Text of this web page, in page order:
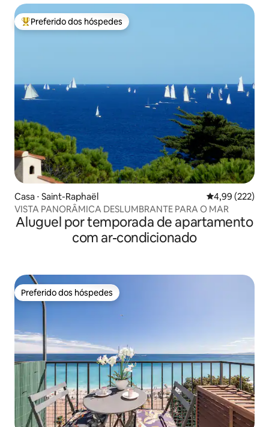
Entre os melhores preferidos dos hóspedes
Preferido dos hóspedes
Casa ⋅ Saint-Raphaël 4,99 de uma
4,99 (222)
VISTA PANORÂMICA DESLUMBRANTE PARA O MAR
Aluguel por temporada de apartamento
com ar-condicionado
Preferido dos hóspedes
Preferido dos hóspedes